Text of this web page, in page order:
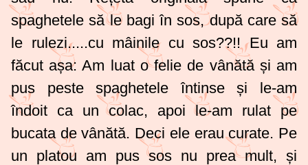
spaghetele să le bagi în sos, după care să
le rulezi.....cu mâinile cu sos??!! Eu am
făcut așa: Am luat o felie de vânătă și am
pus peste spaghetele întinse și le-am
îndoit ca un colac, apoi le-am rulat pe
bucata de vânătă. Deci ele erau curate. Pe
un platou am pus sos nu prea mult, și